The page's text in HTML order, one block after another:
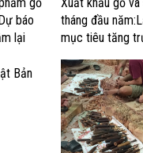
báo
lại
tháng đầu
mục tiêu tăng
Bản